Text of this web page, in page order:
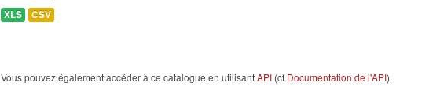
XLS CSV
Vous pouvez également accéder à ce catalogue en utilisantAPI (cf Documentation de l'API).